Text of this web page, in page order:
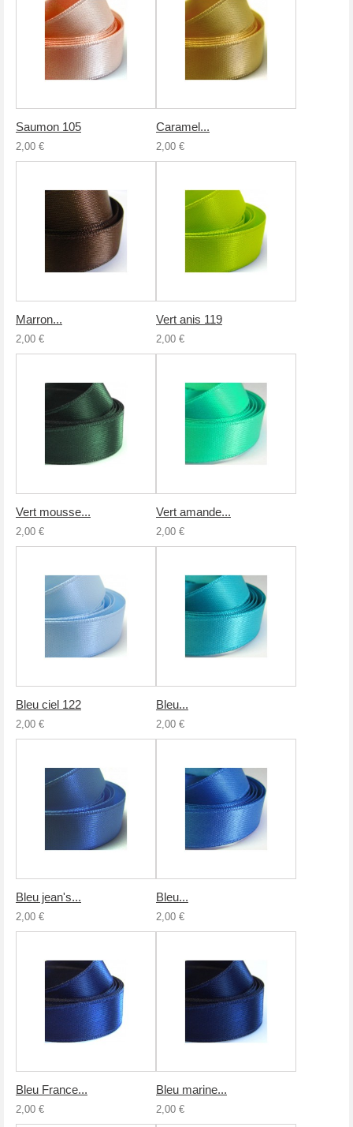
Saumon 105
2,00 €
Caramel...
2,00 €
Marron...
2,00 €
Vert anis 119
2,00 €
Vert mousse...
2,00 €
Vert amande...
2,00 €
Bleu ciel 122
2,00 €
Bleu...
2,00 €
Bleu jean's...
2,00 €
Bleu...
2,00 €
Bleu France...
2,00 €
Bleu marine...
2,00 €